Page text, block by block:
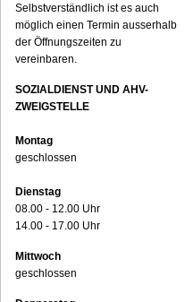
Selbstverständlich ist es auch
möglich einen Termin ausserhalb
der Öffnungszeiten zu
vereinbaren.
SOZIALDIENST UND AHV-
ZWEIGSTELLE
Montag
geschlossen
Dienstag
08.00 - 12.00 Uhr
14.00 - 17.00 Uhr
Mittwoch
geschlossen